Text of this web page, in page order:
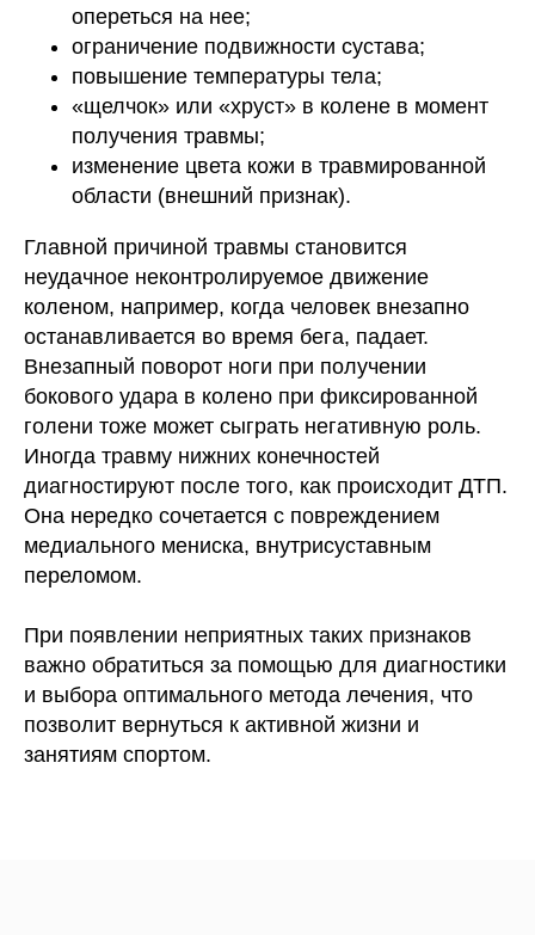
опереться на нее;
ограничение подвижности сустава;
повышение температуры тела;
«щелчок» или «хруст» в колене в момент
получения травмы;
изменение цвета кожи в травмированной
области (внешний признак).
Главной причиной травмы становится
неудачное неконтролируемое движение
коленом, например, когда человек внезапно
останавливается во время бега, падает.
Внезапный поворот ноги при получении
бокового удара в колено при фиксированной
голени тоже может сыграть негативную роль.
Иногда травму нижних конечностей
диагностируют после того, как происходит ДТП.
Она нередко сочетается с повреждением
медиального мениска, внутрисуставным
переломом.
При появлении неприятных таких признаков
важно обратиться за помощью для диагностики
и выбора оптимального метода лечения, что
позволит вернуться к активной жизни и
занятиям спортом.